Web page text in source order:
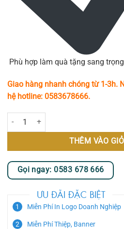
Phù hợp làm quà tặng sang trọng
Giao hàng nhanh chóng từ 1-3h.
hệ hotline: 0583678666.
Chậu Lan Hồ Điệp Giả Rực Rỡ Sắc
THÊM VÀO
Gọi ngay: 0583 678 666
ƯU ĐÃI ĐẶC BIỆT
Miễn Phí In Logo Doanh Nghiệp
Miễn Phí Thiệp, Banner